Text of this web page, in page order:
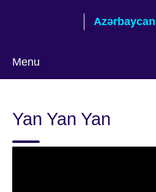
Azərbaycan
Menu
language
Yan Yan Yan